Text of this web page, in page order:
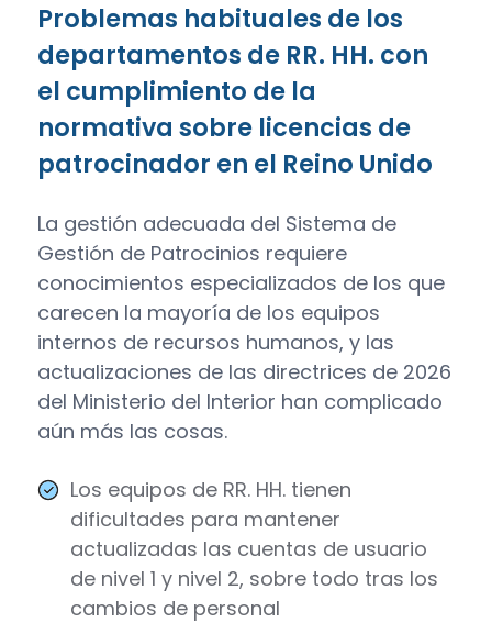
Problemas habituales de los
departamentos de RR. HH. con
el cumplimiento de la
normativa sobre licencias de
patrocinador en el Reino Unido
La gestión adecuada del Sistema de
Gestión de Patrocinios requiere
conocimientos especializados de los que
carecen la mayoría de los equipos
internos de recursos humanos, y las
actualizaciones de las directrices de 2026
del Ministerio del Interior han complicado
aún más las cosas.
Los equipos de RR. HH. tienen
dificultades para mantener
actualizadas las cuentas de usuario
de nivel 1 y nivel 2, sobre todo tras los
cambios de personal